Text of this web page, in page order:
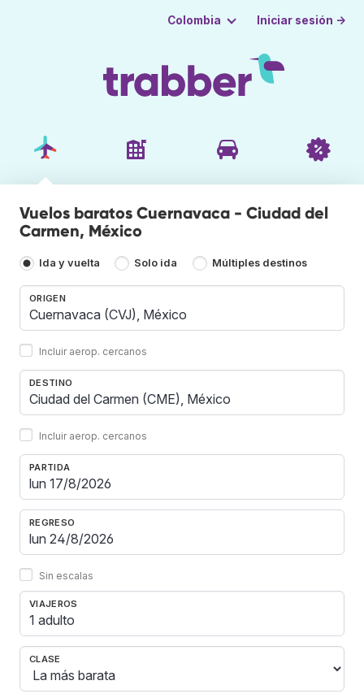
Colombia Iniciar sesión →
Vuelos baratos Cuernavaca - Ciudad del
Carmen, México
Ida y vuelta Solo ida Múltiples destinos
ORIGEN
Incluir aerop. cercanos
DESTINO
Incluir aerop. cercanos
PARTIDA
REGRESO
Sin escalas
VIAJEROS
1 adulto
CLASE